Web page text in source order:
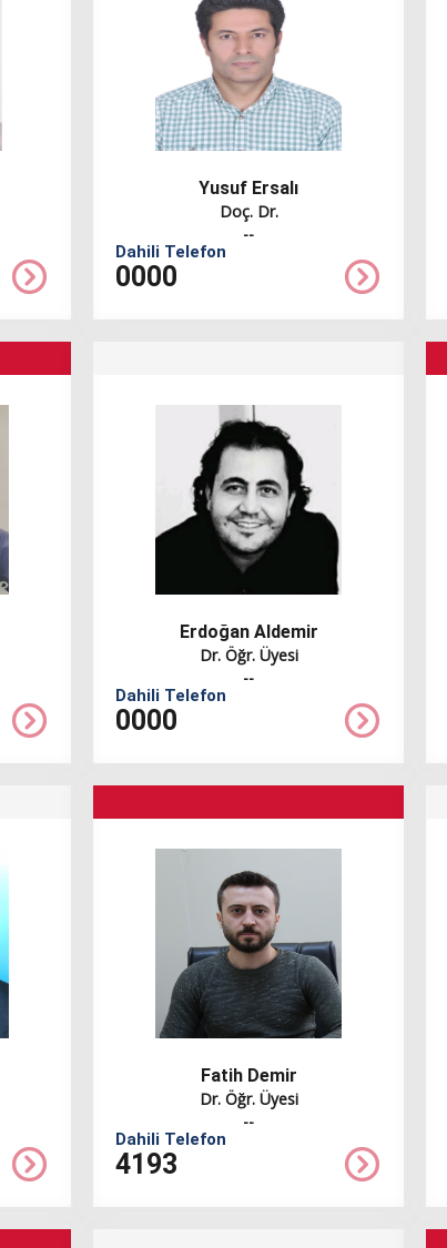
Yusuf Ersalı
Doç. Dr.
--
Dahili Telefon
0000
Erdoğan Aldemir
Dr. Öğr. Üyesi
--
Dahili Telefon
0000
Fatih Demir
Dr. Öğr. Üyesi
--
Dahili Telefon
4193